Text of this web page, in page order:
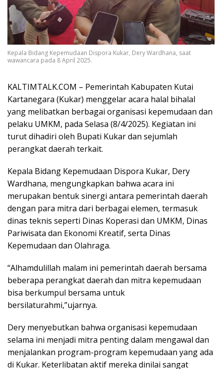
Kepala Bidang Kepemudaan Dispora Kukar, Dery Wardhana, saat
wawancara pada 8 April 2025.
KALTIMTALK.COM – Pemerintah Kabupaten Kutai
Kartanegara (Kukar) menggelar acara halal bihalal
yang melibatkan berbagai organisasi kepemudaan dan
pelaku UMKM, pada Selasa (8/4/2025). Kegiatan ini
turut dihadiri oleh Bupati Kukar dan sejumlah
perangkat daerah terkait.
Kepala Bidang Kepemudaan Dispora Kukar, Dery
Wardhana, mengungkapkan bahwa acara ini
merupakan bentuk sinergi antara pemerintah daerah
dengan para mitra dari berbagai elemen, termasuk
dinas teknis seperti Dinas Koperasi dan UMKM, Dinas
Pariwisata dan Ekonomi Kreatif, serta Dinas
Kepemudaan dan Olahraga.
“Alhamdulillah malam ini pemerintah daerah bersama
beberapa perangkat daerah dan mitra kepemudaan
bisa berkumpul bersama untuk
bersilaturahmi,”ujarnya.
Dery menyebutkan bahwa organisasi kepemudaan
selama ini menjadi mitra penting dalam mengawal dan
menjalankan program-program kepemudaan yang ada
di Kukar. Keterlibatan aktif mereka dinilai sangat